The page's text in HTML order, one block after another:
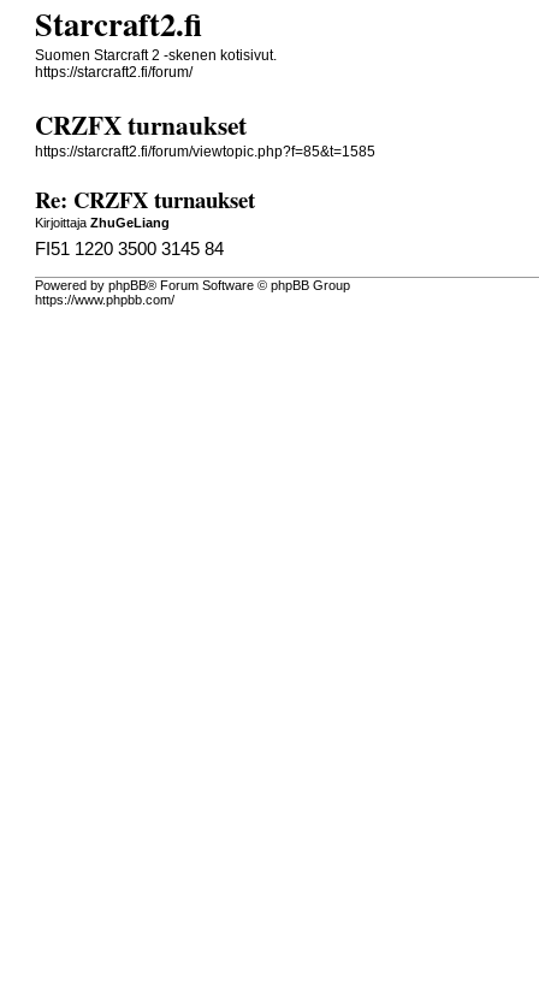
Starcraft2.fi
Suomen Starcraft 2 -skenen kotisivut.
https://starcraft2.fi/forum/
CRZFX turnaukset
https://starcraft2.fi/forum/viewtopic.php?f=85&t=1585
Re: CRZFX turnaukset
KirjoittajaZhuGeLiang
FI51 1220 3500 3145 84
Powered by phpBB® Forum Software © phpBB Group
https://www.phpbb.com/